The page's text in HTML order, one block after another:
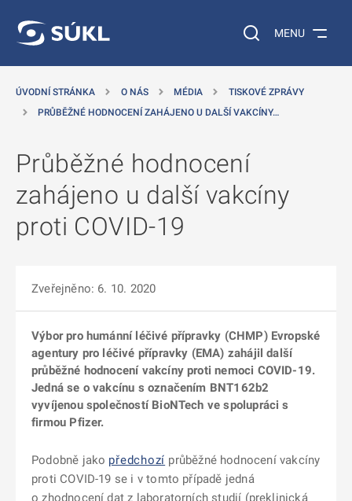
Vyhledávání na
MENU
ÚVODNÍ STRÁNKA O NÁS MÉDIA
TISKOVÉ ZPRÁVY
PRŮBĚŽNÉ HODNOCENÍ ZAHÁJENO U DALŠÍ VAKCÍNY…
Průběžné hodnocení
zahájeno u další vakcíny
proti COVID-19
Zveřejněno: 6. 10. 2020
Výbor pro humánní léčivé přípravky (CHMP) Evropské
agentury pro léčivé přípravky (EMA) zahájil další
průběžné hodnocení vakcíny proti nemoci COVID-19.
Jedná se o vakcínu s označením BNT162b2
vyvíjenou společností BioNTech ve spolupráci s
firmou Pfizer.
Podobně jako předchozí průběžné hodnocení vakcíny
proti COVID-19 se i v tomto případě jedná
o zhodnocení dat z laboratorních studií (preklinická